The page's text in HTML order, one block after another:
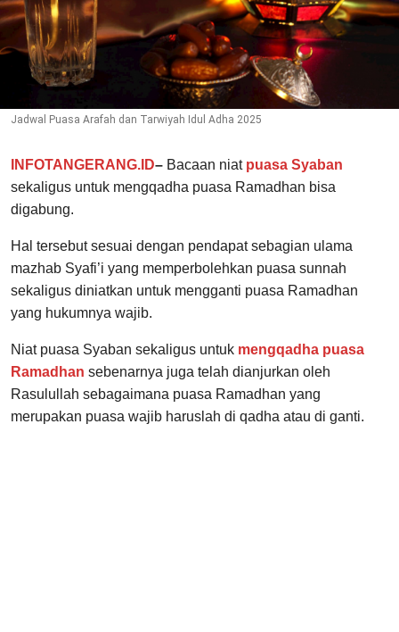
Jadwal Puasa Arafah dan Tarwiyah Idul Adha 2025
INFOTANGERANG.ID– Bacaan niat puasa Syaban
sekaligus untuk mengqadha puasa Ramadhan bisa
digabung.
Hal tersebut sesuai dengan pendapat sebagian ulama
mazhab Syafi’i yang memperbolehkan puasa sunnah
sekaligus diniatkan untuk mengganti puasa Ramadhan
yang hukumnya wajib.
Niat puasa Syaban sekaligus untuk mengqadha puasa
Ramadhan sebenarnya juga telah dianjurkan oleh
Rasulullah sebagaimana puasa Ramadhan yang
merupakan puasa wajib haruslah di qadha atau di ganti.